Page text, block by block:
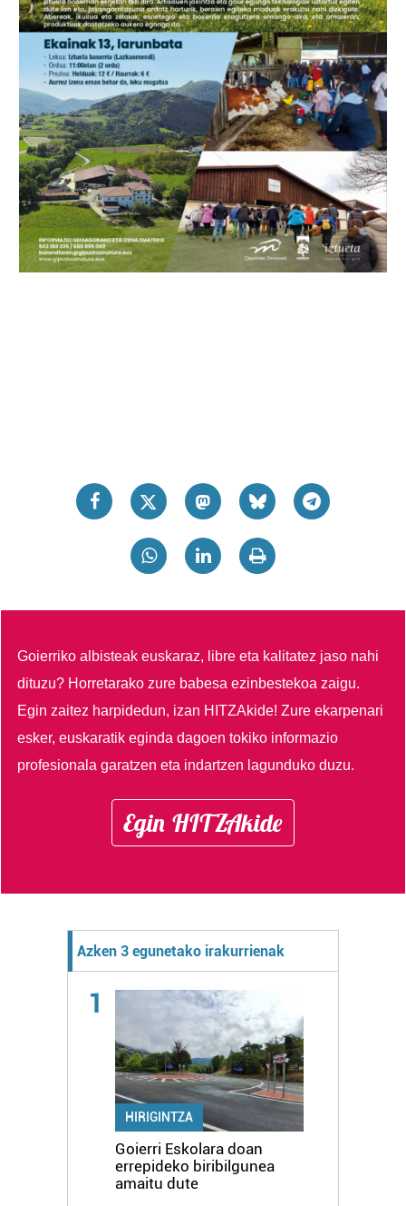
Goierriko albisteak euskaraz, libre eta kalitatez jaso nahi
dituzu? Horretarako zure babesa ezinbestekoa zaigu.
Egin zaitez harpidedun, izan HITZAkide!Zure ekarpenari
esker, euskaratik eginda dagoen tokiko informazio
profesionala garatzen eta indartzen lagunduko duzu.
Egin HITZAkide
Azken 3 egunetako irakurrienak
1
HIRIGINTZA
Goierri Eskolara doan
errepideko biribilgunea
amaitu dute